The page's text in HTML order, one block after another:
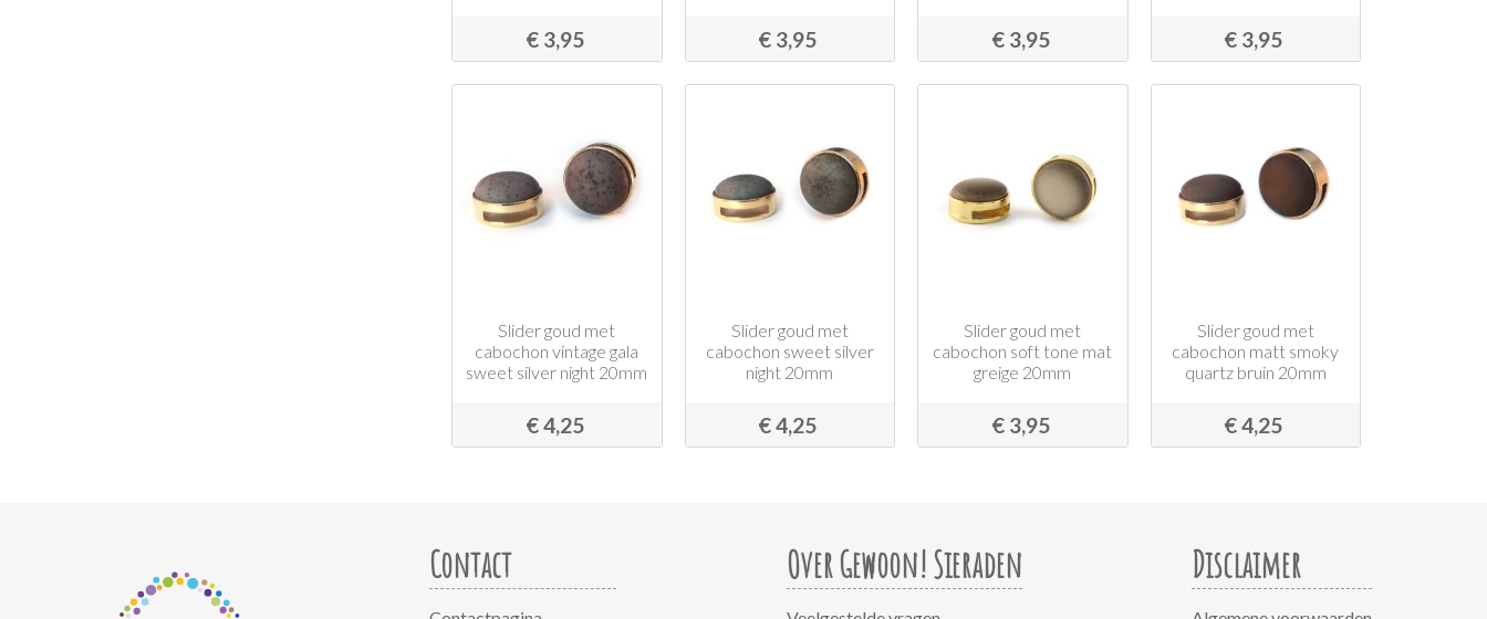
€ 3,95 € 3,95 € 3,95 € 3,95
Slider goud met
cabochon vintage gala
sweet silver night 20mm
€ 4,25
Slider goud met
cabochon sweet silver
night 20mm
€ 4,25
Slider goud met
cabochon soft tone mat
greige 20mm
€ 3,95
Slider goud met
cabochon matt smoky
quartz bruin 20mm
€ 4,25
Contact Over Gewoon! Sieraden Disclaimer